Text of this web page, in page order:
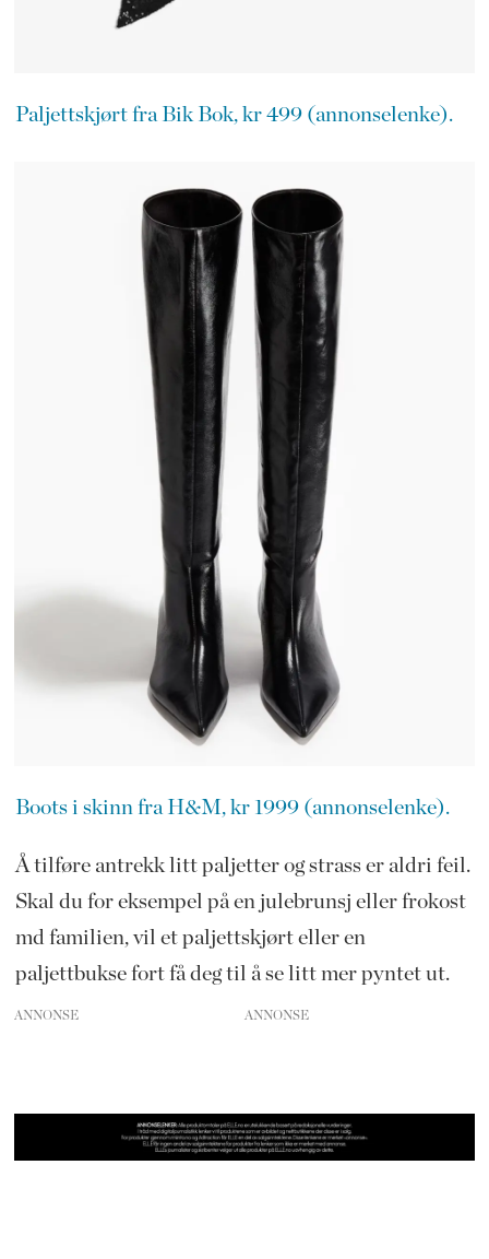
Paljettskjørt fra Bik Bok, kr 499 (annonselenke).
Boots i skinn fra H&M, kr 1999 (annonselenke).
Å tilføre antrekk litt paljetter og strass er aldri feil.
Skal du for eksempel på en julebrunsj eller frokost
md familien, vil et paljettskjørt eller en
paljettbukse fort få deg til å se litt mer pyntet ut.
ANNONSE